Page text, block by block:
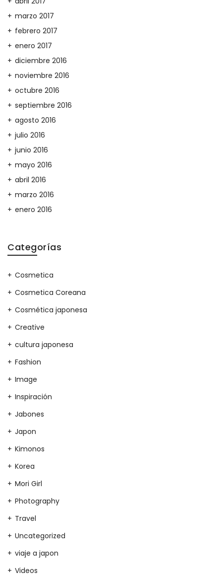
marzo 2017
febrero 2017
enero 2017
diciembre 2016
noviembre 2016
octubre 2016
septiembre 2016
agosto 2016
julio 2016
junio 2016
mayo 2016
abril 2016
marzo 2016
enero 2016
Categorías
Cosmetica
Cosmetica Coreana
Cosmética japonesa
Creative
cultura japonesa
Fashion
Image
Inspiración
Jabones
Japon
Kimonos
Korea
Mori Girl
Photography
Travel
Uncategorized
viaje a japon
Videos